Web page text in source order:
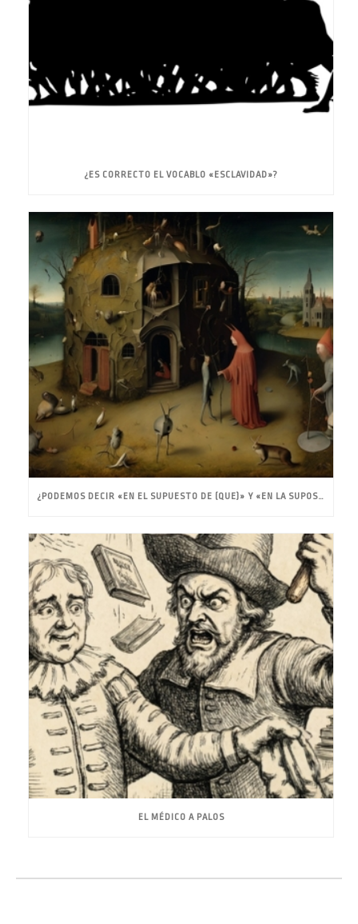
¿ES CORRECTO EL VOCABLO «ESCLAVIDAD»?
¿PODEMOS DECIR «EN EL SUPUESTO DE (QUE)» Y «EN LA SUPOSICIÓN DE (QUE)»?
EL MÉDICO A PALOS